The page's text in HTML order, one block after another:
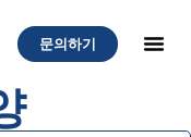
문의하기